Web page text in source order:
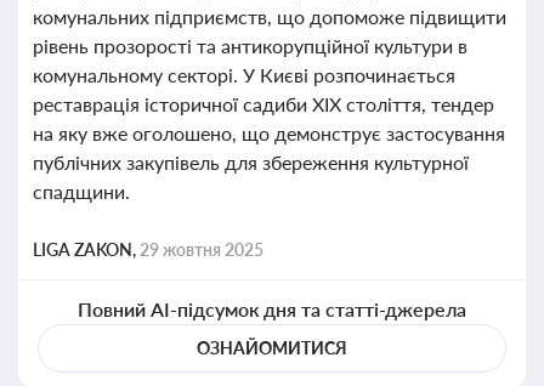
комунальних підприємств, що допоможе підвищити
рівень прозорості та антикорупційної культури в
комунальному секторі. У Києві розпочинається
реставрація історичної садиби XIX століття, тендер
на яку вже оголошено, що демонструє застосування
публічних закупівель для збереження культурної
спадщини.
LIGA ZAKON, 29 жовтня 2025
Повний AI-підсумок дня та статті-джерела
ОЗНАЙОМИТИСЯ